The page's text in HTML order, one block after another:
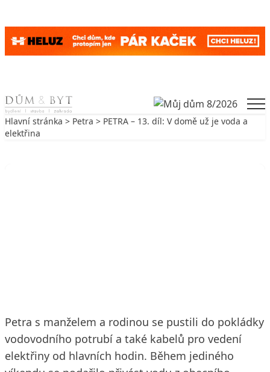
Skip to content
Hlavní stránka > Petra > PETRA – 13. díl: V domě už je voda a
elektřina
Petra s manželem a rodinou se pustili do pokládky
vodovodního potrubí a také kabelů pro vedení
elektřiny od hlavních hodin. Během jediného